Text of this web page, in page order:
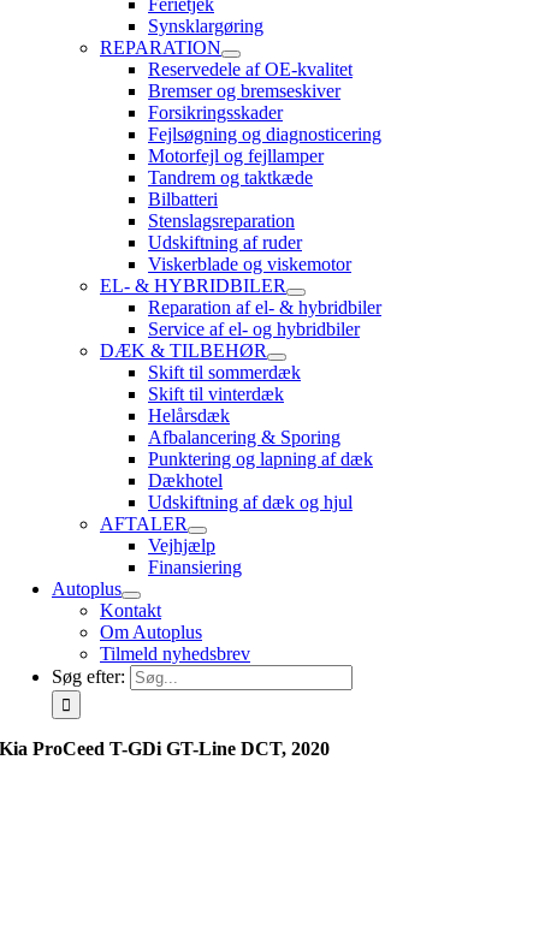
Ferietjek
Synsklargøring
REPARATION
Reservedele af OE-kvalitet
Bremser og bremseskiver
Forsikringsskader
Fejlsøgning og diagnosticering
Motorfejl og fejllamper
Tandrem og taktkæde
Bilbatteri
Stenslagsreparation
Udskiftning af ruder
Viskerblade og viskemotor
EL- & HYBRIDBILER
Reparation af el- & hybridbiler
Service af el- og hybridbiler
DÆK & TILBEHØR
Skift til sommerdæk
Skift til vinterdæk
Helårsdæk
Afbalancering & Sporing
Punktering og lapning af dæk
Dækhotel
Udskiftning af dæk og hjul
AFTALER
Vejhjælp
Finansiering
Autoplus
Kontakt
Om Autoplus
Tilmeld nyhedsbrev
Søg efter:
Kia ProCeed T-GDi GT-Line DCT, 2020